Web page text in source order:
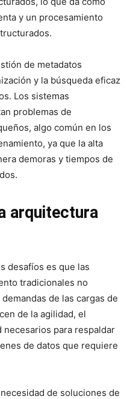
y un procesamiento
de metadatos
y la búsqueda eficaz
Los sistemas
problemas de
algo común en los
ya que la alta
demoras y tiempos de
arquitectura
desafíos es que las
tradicionales no
de las cargas de
de la agilidad, el
para respaldar
de datos que requiere
de soluciones de